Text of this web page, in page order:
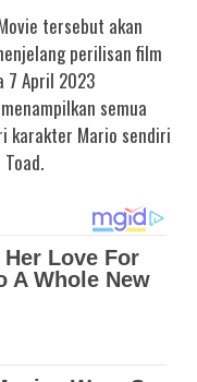
tersebut akan
perilisan film
7 April 2023
semua
karakter Mario sendiri